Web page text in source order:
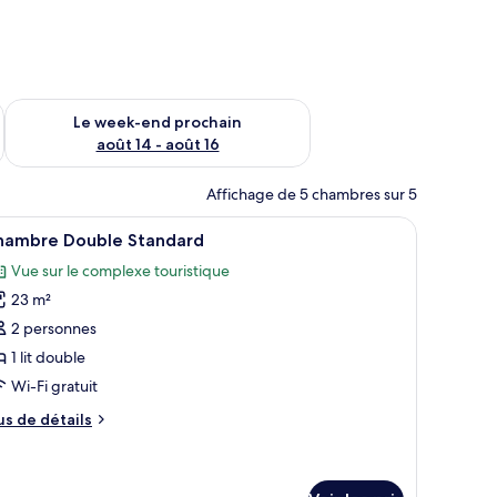
août 7 - août 9
Le week-end prochain
août 14 - août 16
Vérifier la disponibilité pour le week-end prochain août 14 -
Affichage de 5 chambres sur 5
avec des toits de chaume, des palmiers et une vue sur la mer.
:
Une chambre avec un lit en bois, un
6 Double Standard
Vue sur le complexe touristique
23 m²
2 personnes
1 lit double
Wi-Fi gratuit
de détails